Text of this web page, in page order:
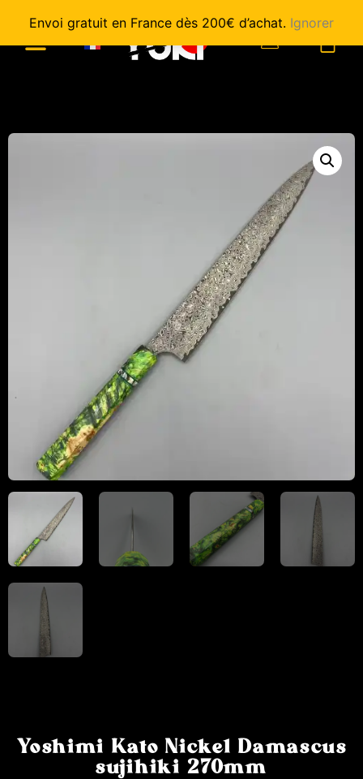
Envoi gratuit en France dès 200€ d’achat. Ignorer
Yoshimi Kato Nickel Damascus
sujihiki 270mm